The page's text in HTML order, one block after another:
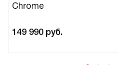
Chrome
149 990 руб.